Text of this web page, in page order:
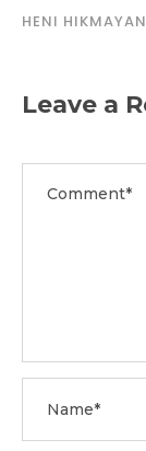
HENI
Leave a